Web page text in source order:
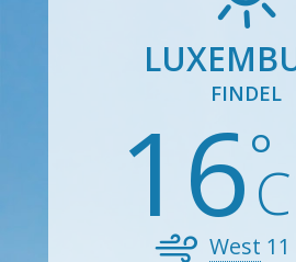
FINDEL
16
West 11